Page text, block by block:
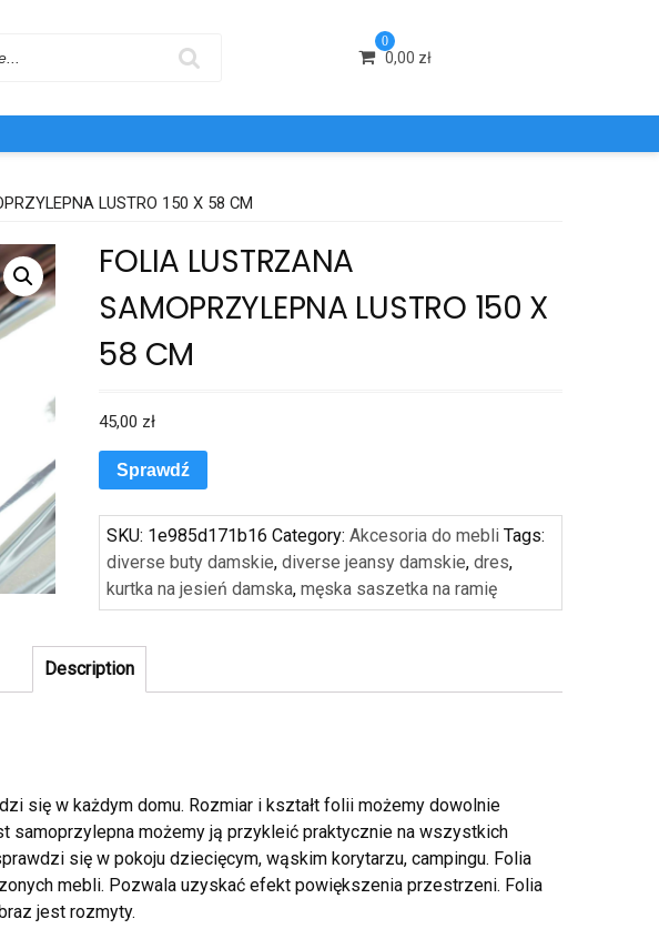
0
0,00 zł
LUSTRO 150 X 58 CM
FOLIA LUSTRZANA
SAMOPRZYLEPNA LUSTRO 150 X
58 CM
45,00 zł
Sprawdź
SKU: 1e985d171b16 Category:Akcesoria do mebli Tags:
diverse buty damskie,diverse jeansy damskie,dres,
kurtka na jesień damska,męska saszetka na ramię
Description
się w każdym domu. Rozmiar i kształt folii możemy dowolnie
samoprzylepna możemy ją przykleić praktycznie na wszystkich
się w pokoju dziecięcym, wąskim korytarzu, campingu. Folia
mebli. Pozwala uzyskać efekt powiększenia przestrzeni. Folia
jest rozmyty.